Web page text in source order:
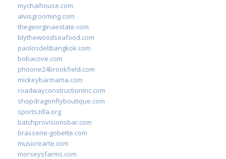
mychaihouse.com
alvisgrooming.com
thegeorginaestate.com
blythewoodseafood.com
paolosdelibangkok.com
bobacove.com
phoone24brookfield.com
mickeybarmama.com
roadwayconstructioninc.com
shopdragonflyboutique.com
sportszilla.org
batchprovisionsbar.com
brasserie-gobette.com
musicrearte.com
morseysfarms.com